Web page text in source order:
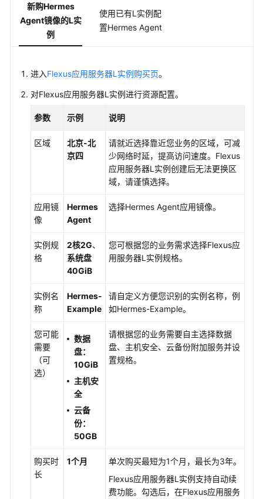
最
实
Flexus
实
最
总
署
Hermes
使
Agent
搭
建
个
新购Hermes
Agent镜像的L实
例
使用已有L实例配
置Hermes Agent
进入Flexus应用服务器L实例购买页。
对Flexus应用服务器L实例进行资源配置。
参数 示例 说明
区域
北京-北
京四
请就近选择靠近您业务的区域，可减
少网络时延，提高访问速度。 Flexus
应用服务器L实例创建后无法更换区
域，请谨慎选择。
应用镜
像
Hermes
Agent
选择Hermes Agent应用镜像。
实例规
格
2核2G、
系统盘
40GiB
您可根据您的业务需求选择Flexus应
用服务器L实例规格。
实例名
称
Hermes-
Example
请自定义方便您识别的实例名称，例
如Hermes-Example。
您可能
需要
（可
选）
数据
盘：
10GiB
主机安
全
云备
份：
50GB
请根据您的业务需要自主选择数据
盘、主机安全、云备份附加服务并设
置规格。
购买时
长
1个月
单次购买最短为1个月，最长为3年。
Flexus应用服务器L实例支持自动续
费功能。勾选后，在Flexus应用服务